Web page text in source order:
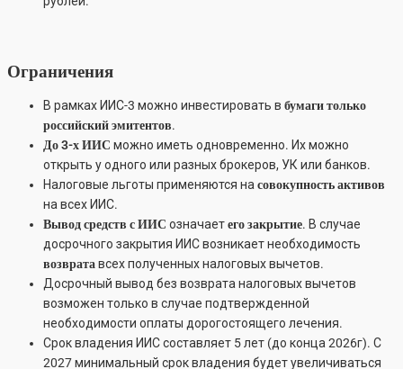
Ограничения
В рамках ИИС-3 можно инвестировать в бумаги только
российский эмитентов.
До 3-х ИИС можно иметь одновременно. Их можно
открыть у одного или разных брокеров, УК или банков.
Налоговые льготы применяются на совокупность активов
на всех ИИС.
Вывод средств с ИИС означаетего закрытие. В случае
досрочного закрытия ИИС возникает необходимость
возвратавсех полученных налоговых вычетов.
Досрочный вывод без возврата налоговых вычетов
возможен только в случае подтвержденной
необходимости оплаты дорогостоящего лечения.
Срок владения ИИС составляет 5 лет (до конца 2026г). С
2027 минимальный срок владения будет увеличиваться